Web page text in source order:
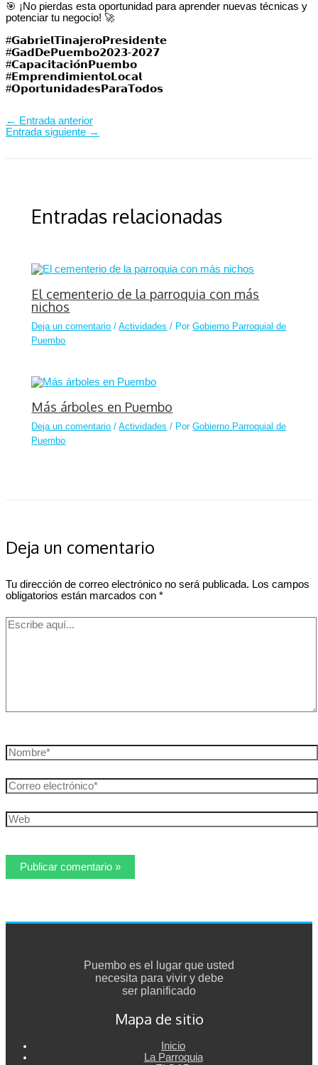
🎯 ¡No pierdas esta oportunidad para aprender nuevas técnicas y
potenciar tu negocio! 🚀
#𝗚𝗮𝗯𝗿𝗶𝗲𝗹𝗧𝗶𝗻𝗮𝗷𝗲𝗿𝗼𝗣𝗿𝗲𝘀𝗶𝗱𝗲𝗻𝘁𝗲⁣
#𝗚𝗮𝗱𝗗𝗲𝗣𝘂𝗲𝗺𝗯𝗼⁣𝟮𝟬𝟮𝟯-𝟮𝟬𝟮𝟳
#𝗖𝗮𝗽𝗮𝗰𝗶𝘁𝗮𝗰𝗶𝗼́𝗻𝗣𝘂𝗲𝗺𝗯𝗼
#𝗘𝗺𝗽𝗿𝗲𝗻𝗱𝗶𝗺𝗶𝗲𝗻𝘁𝗼𝗟𝗼𝗰𝗮𝗹
#𝗢𝗽𝗼𝗿𝘁𝘂𝗻𝗶𝗱𝗮𝗱𝗲𝘀𝗣𝗮𝗿𝗮𝗧𝗼𝗱𝗼𝘀
← Entrada anterior
Entrada siguiente →
Entradas relacionadas
El cementerio de la parroquia con más
nichos
Deja un comentario /Actividades / PorGobierno Parroquial de
Puembo
Más árboles en Puembo
Deja un comentario /Actividades / PorGobierno Parroquial de
Puembo
Deja un comentario
Tu dirección de correo electrónico no será publicada. Los campos
obligatorios están marcados con *
Escribe
Nombre*
Correo
electrónico*
Web
Puembo es el lugar que usted
necesita para vivir y debe
ser planificado
Mapa de sitio
Inicio
La Parroquia